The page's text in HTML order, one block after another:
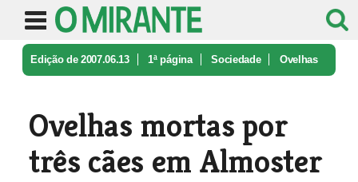
Edição de 2007.06.13 1ª página Sociedade Ovelhas
Ovelhas mortas por
três cães em Almoster